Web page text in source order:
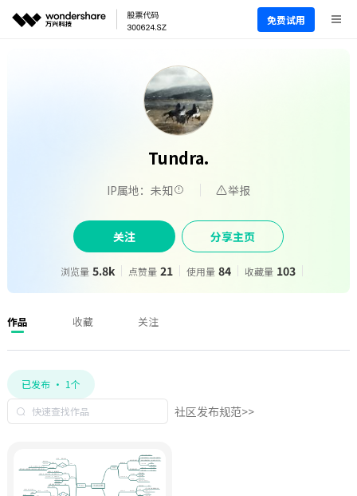
免费试用
Tundra.
IP属地：未知 举报
关注 分享主页
浏览量 5.8k 点赞量 21 使用量 84 收藏量 103
作品 收藏 关注
已发布 · 1个
社区发布规范>>